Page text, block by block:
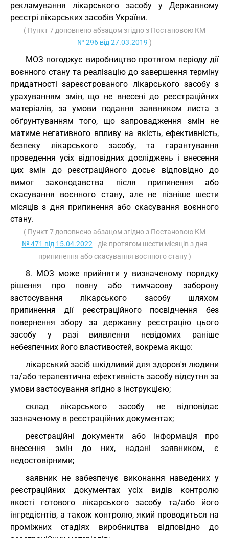
рекламування лікарського засобу у Державному
реєстрі лікарських засобів України.
( Пункт 7 доповнено абзацом згідно з Постановою КМ
№ 296 від 27.03.2019 )
МОЗ погоджує виробництво протягом періоду дії
воєнного стану та реалізацію до завершення терміну
придатності зареєстрованого лікарського засобу з
урахуванням змін, що не внесені до реєстраційних
матеріалів, за умови подання заявником листа з
обґрунтуванням того, що запровадження змін не
матиме негативного впливу на якість, ефективність,
безпеку лікарського засобу, та гарантування
проведення усіх відповідних досліджень і внесення
цих змін до реєстраційного досьє відповідно до
вимог законодавства після припинення або
скасування воєнного стану, але не пізніше шести
місяців з дня припинення або скасування воєнного
стану.
( Пункт 7 доповнено абзацом згідно з Постановою КМ
№ 471 від 15.04.2022 - діє протягом шести місяців з дня
припинення або скасування воєнного стану )
8. МОЗ може прийняти у визначеному порядку
рішення про повну або тимчасову заборону
застосування лікарського засобу шляхом
припинення дії реєстраційного посвідчення без
повернення збору за державну реєстрацію цього
засобу у разі виявлення невідомих раніше
небезпечних його властивостей, зокрема якщо:
лікарський засіб шкідливий для здоров'я людини
та/або терапевтична ефективність засобу відсутня за
умови застосування згідно з інструкцією;
склад лікарського засобу не відповідає
зазначеному в реєстраційних документах;
реєстраційні документи або інформація про
внесення змін до них, надані заявником, є
недостовірними;
заявник не забезпечує виконання наведених у
реєстраційних документах усіх видів контролю
якості готового лікарського засобу та/або його
інгредієнтів, а також контролю, який проводиться на
проміжних стадіях виробництва відповідно до